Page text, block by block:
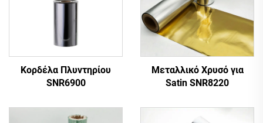
Κορδέλα Πλυντηρίου
SNR6900
Μεταλλικό Χρυσό για
Satin SNR8220